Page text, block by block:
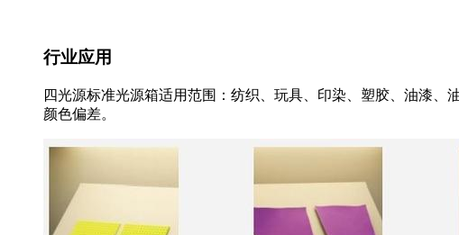
行业应用
四光源标准光源箱适用范围：纺织、玩具、印染、塑胶、油漆
颜色偏差。